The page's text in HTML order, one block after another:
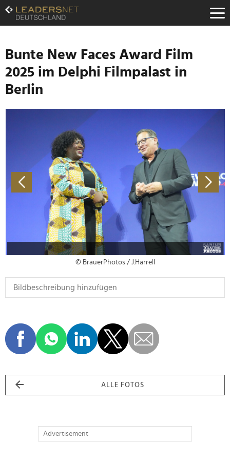
Zum
Inhalt
Zur
Navigation
Zur
Hauptnavigation
Bunte New Faces Award Film
2025 im Delphi Filmpalast in
Berlin
© BrauerPhotos / J.Harrell
ALLE FOTOS
Advertisement